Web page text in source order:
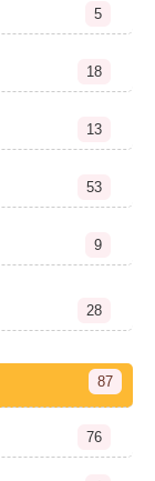
5
18
13
53
9
28
87
76